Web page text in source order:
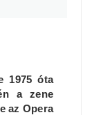
1975 óta
a zene
az Opera